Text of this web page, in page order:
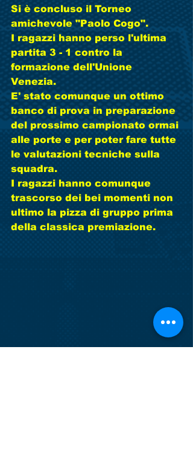
Si è concluso il Torneo
amichevole "Paolo Cogo".
I ragazzi hanno perso l'ultima
partita 3 - 1 contro la
formazione dell'Unione
Venezia.
E' stato comunque un ottimo
banco di prova in preparazione
del prossimo campionato ormai
alle porte e per poter fare tutte
le valutazioni tecniche sulla
squadra.
I ragazzi hanno comunque
trascorso dei bei momenti non
ultimo la pizza di gruppo prima
della classica premiazione.